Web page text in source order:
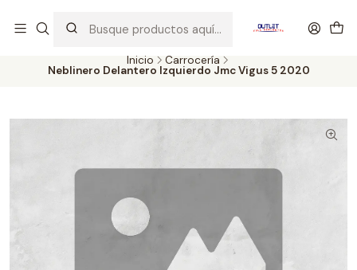
probados con altos estándares de calidad.
Inicio Carrocería
Neblinero Delantero Izquierdo Jmc Vigus 5 2020